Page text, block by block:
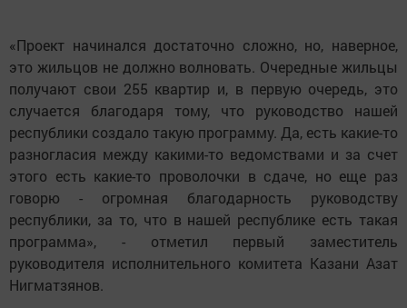
«Проект начинался достаточно сложно, но, наверное,
это жильцов не должно волновать. Очередные жильцы
получают свои 255 квартир и, в первую очередь, это
случается благодаря тому, что руководство нашей
республики создало такую программу. Да, есть какие-то
разногласия между какими-то ведомствами и за счет
этого есть какие-то проволочки в сдаче, но еще раз
говорю - огромная благодарность руководству
республики, за то, что в нашей республике есть такая
программа», - отметил первый заместитель
руководителя исполнительного комитета Казани Азат
Нигматзянов.